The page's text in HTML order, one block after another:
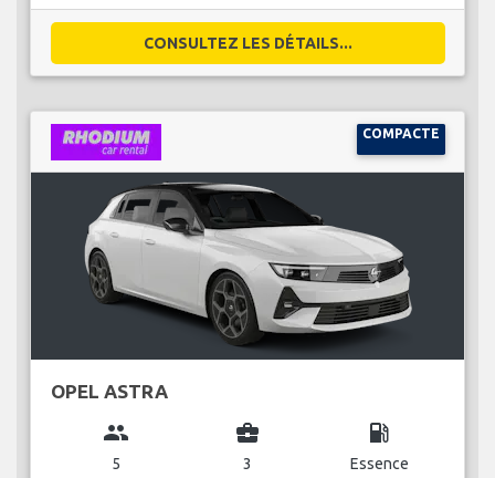
CONSULTEZ LES DÉTAILS...
COMPACTE
OPEL ASTRA
group
5
business_center
3
local_gas_station
Essence